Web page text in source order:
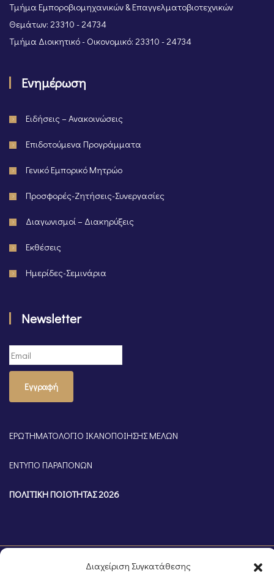
Διαχείριση Συγκατάθεσης
Τμήμα Εμποροβιομηχανικών & Επαγγελματοβιοτεχνικών
Θεμάτων: 23310 - 24734
Τμήμα Διοικητικό - Οικονομικό: 23310 - 24734
Ενημέρωση
Ειδήσεις – Ανακοινώσεις
Επιδοτούμενα Προγράμματα
Γενικό Εμπορικό Μητρώο
Προσφορές-Ζητήσεις-Συνεργασίες
Διαγωνισμοί – Διακηρύξεις
Εκθέσεις
Ημερίδες-Σεμινάρια
Newsletter
Εγγραφή
ΕΡΩΤΗΜΑΤΟΛΟΓΙΟ ΙΚΑΝΟΠΟΙΗΣΗΣ ΜΕΛΩΝ
ΕΝΤΥΠΟ ΠΑΡΑΠΟΝΩΝ
ΠΟΛΙΤΙΚΗ ΠΟΙΟΤΗΤΑΣ 2026